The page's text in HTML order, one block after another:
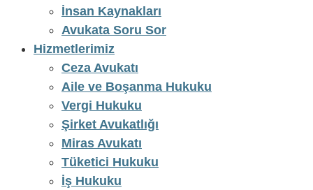
İnsan Kaynakları
Avukata Soru Sor
Hizmetlerimiz
Ceza Avukatı
Aile ve Boşanma Hukuku
Vergi Hukuku
Şirket Avukatlığı
Miras Avukatı
Tüketici Hukuku
İş Hukuku